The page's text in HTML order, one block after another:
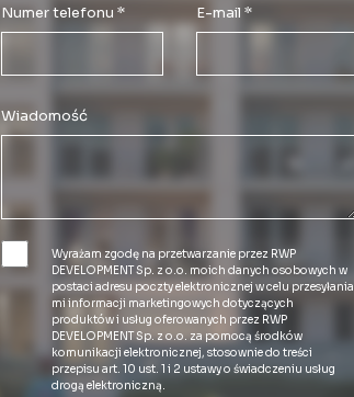
Numer telefonu * E-mail *
Wiadomość
Wyrażam zgodę na przetwarzanie przez RWP
DEVELOPMENT Sp. z o.o. moich danych osobowych w
postaci adresu poczty elektronicznej w celu przesyłania
mi informacji marketingowych dotyczących
produktów i usług oferowanych przez RWP
DEVELOPMENT Sp. z o.o. za pomocą środków
komunikacji elektronicznej, stosownie do treści
przepisu art. 10 ust. 1 i 2 ustawy o świadczeniu usług
drogą elektroniczną.